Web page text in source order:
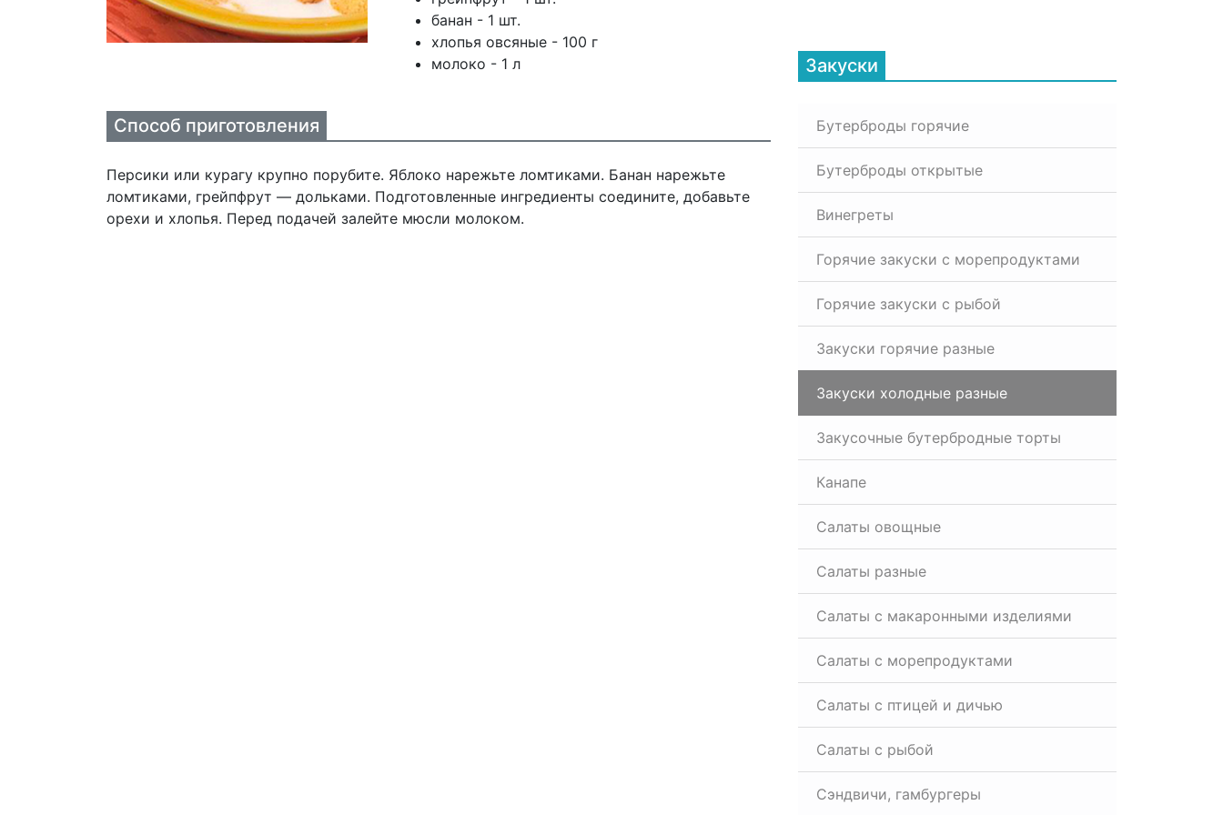
банан - 1 шт.
хлопья овсяные - 100 г
молоко - 1 л
Способ приготовления
Персики или курагу крупно порубите. Яблоко нарежьте ломтиками. Банан нарежьте
ломтиками, грейпфрут — дольками. Подготовленные ингредиенты соедините, добавьте
орехи и хлопья. Перед подачей залейте мюсли молоком.
Закуски
Бутерброды горячие
Бутерброды открытые
Винегреты
Горячие закуски с морепродуктами
Горячие закуски с рыбой
Закуски горячие разные
Закуски холодные разные
Закусочные бутербродные торты
Канапе
Салаты овощные
Салаты разные
Салаты с макаронными изделиями
Салаты с морепродуктами
Салаты с птицей и дичью
Салаты с рыбой
Сэндвичи, гамбургеры